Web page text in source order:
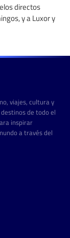
directos
y a Luxor y
viajes, cultura y
de todo el
inspirar
a través del